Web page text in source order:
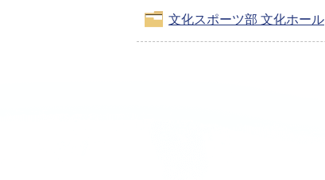
文化スポーツ部 文化ホール